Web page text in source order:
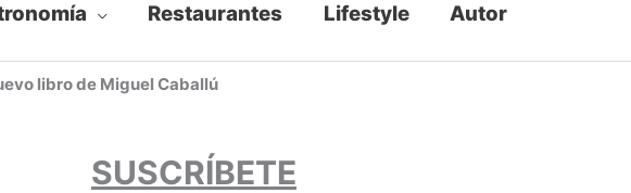
Restaurantes Lifestyle Autor
libro de Miguel Caballú
SUSCRÍBETE